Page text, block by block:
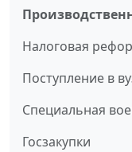
Налоговая
Поступление в
Специальная
Госзакупки